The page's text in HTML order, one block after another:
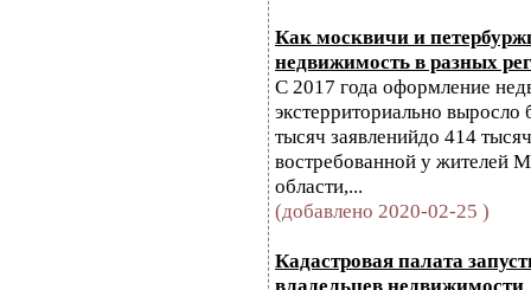
Как москвичи и
недвижимость в разных
С 2017 года оформление
экстерриториально выросло
тысяч заявленийдо 414
востребованной у жителей
области,...
(добавлено 2020-02-25 )
Кадастровая палата
владельцев недвижимости